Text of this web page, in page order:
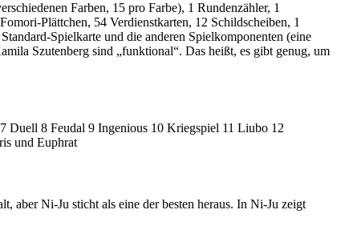
Farben, 15 pro Farbe), 1 Rundenzähler, 1
Plättchen, 54 Verdienstkarten, 12 Schildscheiben, 1
Spielkarte und die anderen Spielkomponenten (eine
Szutenberg sind „funktional“. Das heißt, es gibt genug, um
Duell 8 Feudal 9 Ingenious 10 Kriegspiel 11 Liubo 12
und Euphrat
aber Ni-Ju sticht als eine der besten heraus. In Ni-Ju zeigt